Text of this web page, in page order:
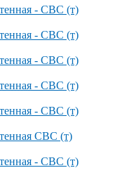
- СВС (т)
- СВС (т)
- СВС (т)
- СВС (т)
- СВС (т)
СВС (т)
- СВС (т)